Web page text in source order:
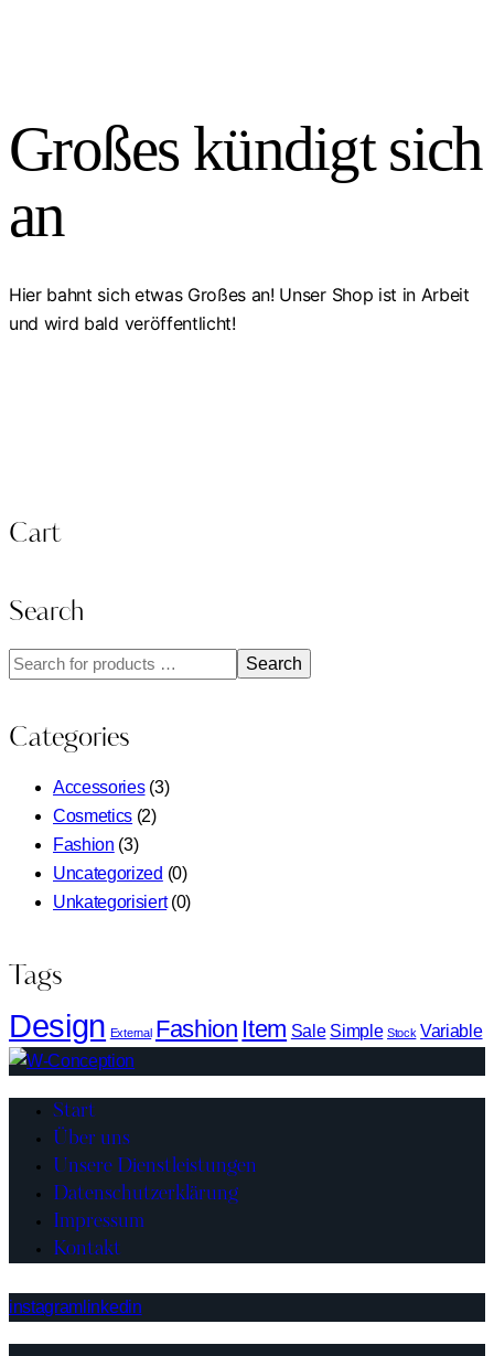
Großes kündigt sich
an
Hier bahnt sich etwas Großes an! Unser Shop ist in Arbeit
und wird bald veröffentlicht!
Cart
Search
Search
Categories
Accessories (3)
Cosmetics (2)
Fashion (3)
Uncategorized (0)
Unkategorisiert (0)
Tags
Design External Fashion Item Sale Simple Stock Variable
Start
Über uns
Unsere Dienstleistungen
Datenschutzerklärung
Impressum
Kontakt
instagram linkedin